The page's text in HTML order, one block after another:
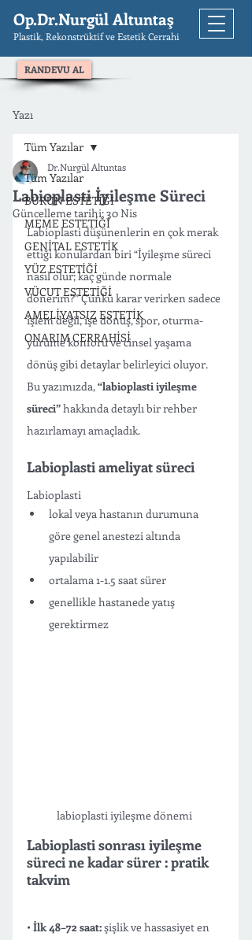
Op.Dr.Nurgül Altuntaş
Plastik, Rekonstrüktif ve Estetik Cerrahi
RANDEVU AL
Yazı
Tüm Yazılar
BURUN ESTETİĞİ
MEME ESTETİĞİ
GENİTAL ESTETİK
YÜZ ESTETİĞİ
VÜCUT ESTETİĞİ
AMELİYATSIZ ESTETİK
ONARIM CERRAHİSİ
Tüm Yazılar
Labioplasti İyileşme Süreci
Dr.Nurgül Altuntas
Güncelleme tarihi:30 Nis
Labioplasti düşünenlerin en çok merak
ettiği konulardan biri “İyileşme süreci
nasıl olur; kaç günde normale
dönerim?” Çünkü karar verirken sadece
işlem değil, işe dönüş, spor, oturma-
yürüme konforu ve cinsel yaşama
dönüş gibi detaylar belirleyici oluyor.
Bu yazımızda, “labioplasti iyileşme
süreci” hakkında detaylı bir rehber
hazırlamayı amaçladık.
Labioplasti ameliyat süreci
Labioplasti
lokal veya hastanın durumuna
göre genel anestezi altında
yapılabilir
ortalama 1-1.5 saat sürer
genellikle hastanede yatış
gerektirmez
labioplasti iyileşme dönemi
Labioplasti sonrası iyileşme
süreci ne kadar sürer : pratik
takvim
• İlk 48–72 saat: şişlik ve hassasiyet en